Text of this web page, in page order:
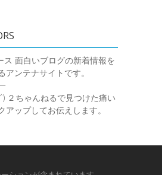
ス 面白いブログの新着情報を
アンテナサイトです。
２ちゃんねるで見つけた痛い
アップしてお伝えします。